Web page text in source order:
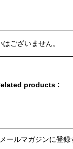
ございません。
products :
ールマガジンに登録